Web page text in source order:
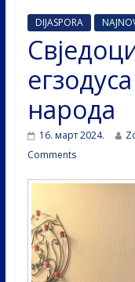
DIJASPORA
народа
16. март 2024.
Comments